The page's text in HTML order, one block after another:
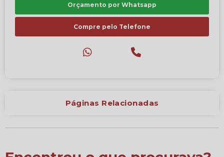
Orçamento por Whatsapp
Compre pelo Telefone
Páginas Relacionadas